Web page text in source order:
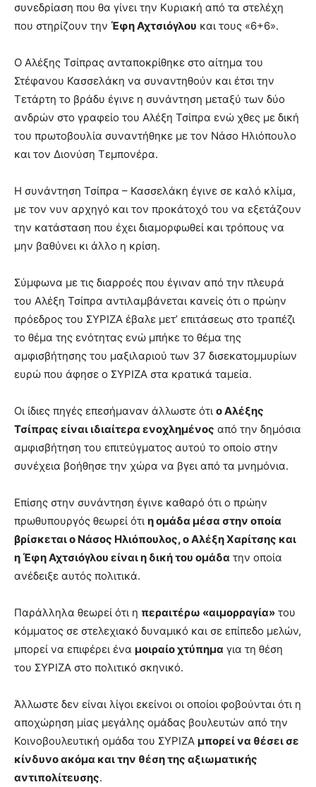
συνεδρίαση που θα γίνει την Κυριακή από τα στελέχη
που στηρίζουν την Έφη Αχτσιόγλου και τους «6+6».
Ο Αλέξης Τσίπρας ανταποκρίθηκε στο αίτημα του
Στέφανου Κασσελάκη να συναντηθούν και έτσι την
Τετάρτη το βράδυ έγινε η συνάντηση μεταξύ των δύο
ανδρών στο γραφείο του Αλέξη Τσίπρα ενώ χθες με δική
του πρωτοβουλία συναντήθηκε με τον Νάσο Ηλιόπουλο
και τον Διονύση Τεμπονέρα.
Η συνάντηση Τσίπρα – Κασσελάκη έγινε σε καλό κλίμα,
με τον νυν αρχηγό και τον προκάτοχό του να εξετάζουν
την κατάσταση που έχει διαμορφωθεί και τρόπους να
μην βαθύνει κι άλλο η κρίση.
Σύμφωνα με τις διαρροές που έγιναν από την πλευρά
του Αλέξη Τσίπρα αντιλαμβάνεται κανείς ότι ο πρώην
πρόεδρος του ΣΥΡΙΖΑ έβαλε μετ’ επιτάσεως στο τραπέζι
το θέμα της ενότητας ενώ μπήκε το θέμα της
αμφισβήτησης του μαξιλαριού των 37 δισεκατομμυρίων
ευρώ που άφησε ο ΣΥΡΙΖΑ στα κρατικά ταμεία.
Οι ίδιες πηγές επεσήμαναν άλλωστε ότι ο Αλέξης
Τσίπρας είναι ιδιαίτερα ενοχλημένος από την δημόσια
αμφισβήτηση του επιτεύγματος αυτού το οποίο στην
συνέχεια βοήθησε την χώρα να βγει από τα μνημόνια.
Επίσης στην συνάντηση έγινε καθαρό ότι ο πρώην
πρωθυπουργός θεωρεί ότι η ομάδα μέσα στην οποία
βρίσκεται ο Νάσος Ηλιόπουλος, ο Αλέξη Χαρίτσης και
η Έφη Αχτσιόγλου είναι η δική του ομάδα την οποία
ανέδειξε αυτός πολιτικά.
Παράλληλα θεωρεί ότι η περαιτέρω «αιμορραγία» του
κόμματος σε στελεχιακό δυναμικό και σε επίπεδο μελών,
μπορεί να επιφέρει ένα μοιραίο χτύπημα για τη θέση
του ΣΥΡΙΖΑ στο πολιτικό σκηνικό.
Άλλωστε δεν είναι λίγοι εκείνοι οι οποίοι φοβούνται ότι η
αποχώρηση μίας μεγάλης ομάδας βουλευτών από την
Κοινοβουλευτική ομάδα του ΣΥΡΙΖΑ μπορεί να θέσει σε
κίνδυνο ακόμα και την θέση της αξιωματικής
αντιπολίτευσης.